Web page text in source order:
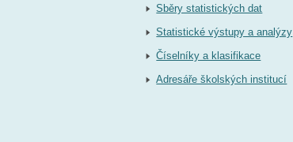
Sběry statistických dat
Statistické výstupy a analýzy
Číselníky a klasifikace
Adresáře školských institucí